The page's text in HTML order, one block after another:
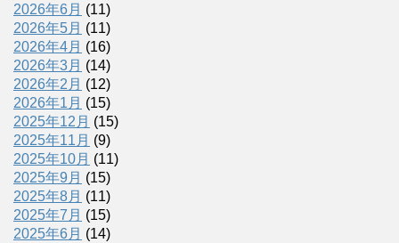
2026年6月 (11)
2026年5月 (11)
2026年4月 (16)
2026年3月 (14)
2026年2月 (12)
2026年1月 (15)
2025年12月 (15)
2025年11月 (9)
2025年10月 (11)
2025年9月 (15)
2025年8月 (11)
2025年7月 (15)
2025年6月 (14)